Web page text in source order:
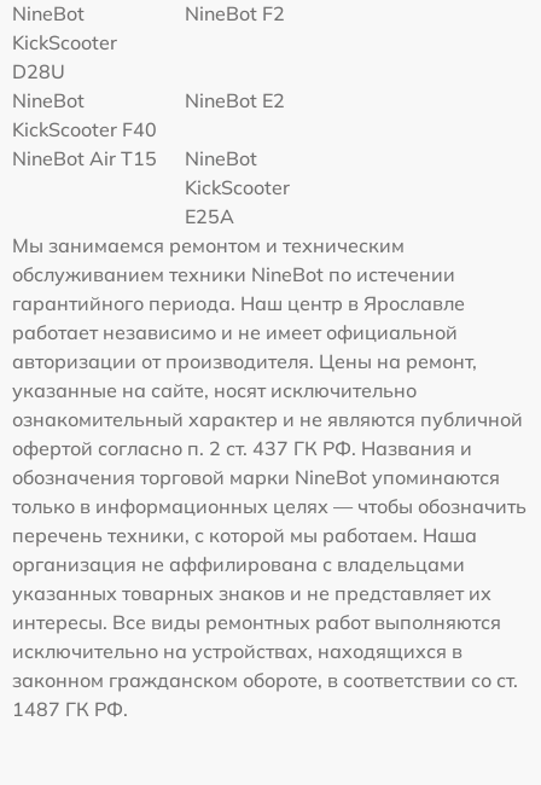
NineBot
KickScooter
D28U
NineBot F2
NineBot
KickScooter F40
NineBot E2
NineBot Air T15
NineBot
KickScooter
E25A
Мы занимаемся ремонтом и техническим
обслуживанием техники NineBot по истечении
гарантийного периода. Наш центр в Ярославле
работает независимо и не имеет официальной
авторизации от производителя. Цены на ремонт,
указанные на сайте, носят исключительно
ознакомительный характер и не являются публичной
офертой согласно п. 2 ст. 437 ГК РФ. Названия и
обозначения торговой марки NineBot упоминаются
только в информационных целях — чтобы обозначить
перечень техники, с которой мы работаем. Наша
организация не аффилирована с владельцами
указанных товарных знаков и не представляет их
интересы. Все виды ремонтных работ выполняются
исключительно на устройствах, находящихся в
законном гражданском обороте, в соответствии со ст.
1487 ГК РФ.